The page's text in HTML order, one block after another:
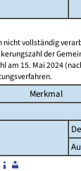
vollständig
der
am 15. Mai 2024
Merkmal